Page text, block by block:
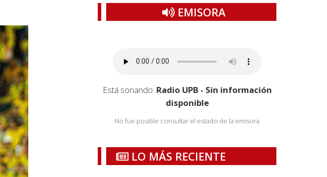
EMISORA
Está sonando: Radio UPB - Sin información
disponible
No fue posible consultar el estado de la emisora
LO MÁS RECIENTE